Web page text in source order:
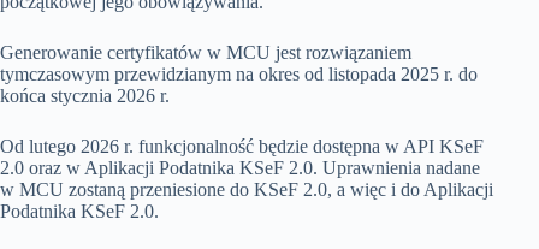
Generowanie certyfikatów w MCU jest rozwiązaniem
tymczasowym przewidzianym na okres od listopada 2025 r. do
końca stycznia 2026 r.
Od lutego 2026 r. funkcjonalność będzie dostępna w API KSeF
2.0 oraz w Aplikacji Podatnika KSeF 2.0. Uprawnienia nadane
w MCU zostaną przeniesione do KSeF 2.0, a więc i do Aplikacji
Podatnika KSeF 2.0.